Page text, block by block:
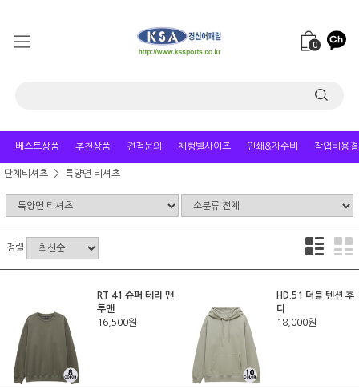
0
베스트상품 추천상품 견적문의 체형별사이즈 인쇄&자수비 작업비용
단체티셔츠 특양면 티셔츠
정렬
RT 41 슈퍼 테리 맨
투맨
16,500원
HD.51 더블 텐션 후
디
18,000원